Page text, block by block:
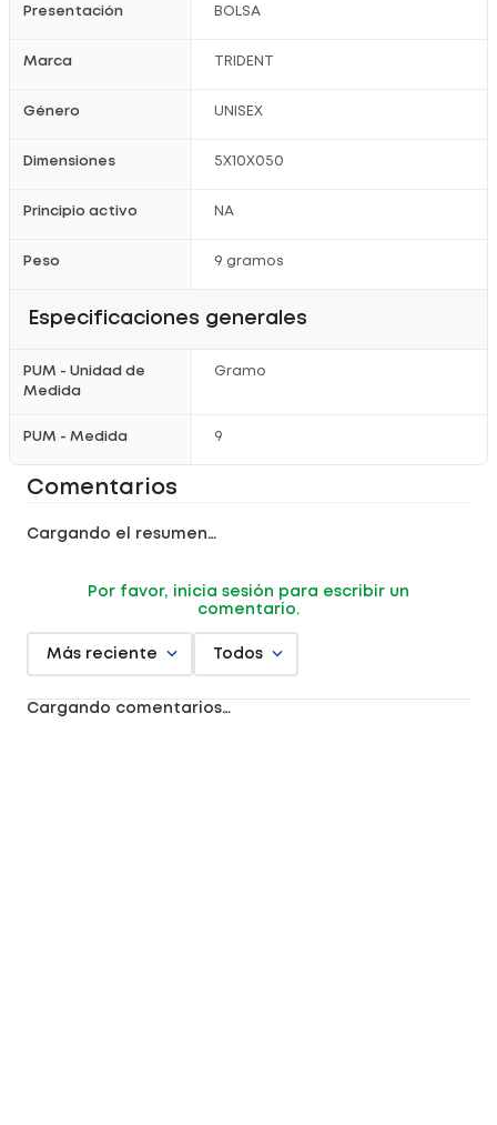
Presentación BOLSA
Marca TRIDENT
Género UNISEX
Dimensiones 5X10X050
Principio activo NA
Peso 9 gramos
Especificaciones generales
PUM - Unidad de
Medida
Gramo
PUM - Medida 9
Comentarios
Cargando el resumen…
Por favor, inicia sesión para escribir un
comentario.
Más reciente Todos
Cargando comentarios…